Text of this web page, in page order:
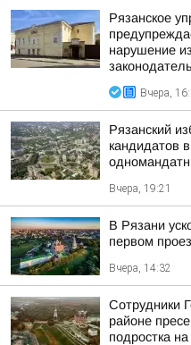
Рязанское
нарушение
Вчера,
Рязанский
кандидатов
Вчера, 19:21
В Рязани
первом
Вчера, 14:32
Сотрудники
районе
подростка